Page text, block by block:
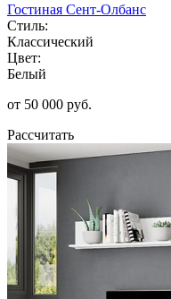
Гостиная Сент-Олбанс
Стиль:
Классический
Цвет:
Белый
от 50 000 руб.
Рассчитать